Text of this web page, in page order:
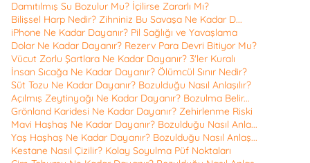
Damıtılmış Su Bozulur Mu? İçilirse Zararlı Mı?
Bilişsel Harp Nedir? Zihniniz Bu Savaşa Ne Kadar D...
iPhone Ne Kadar Dayanır? Pil Sağlığı ve Yavaşlama
Dolar Ne Kadar Dayanır? Rezerv Para Devri Bitiyor Mu?
Vücut Zorlu Şartlara Ne Kadar Dayanır? 3'ler Kuralı
İnsan Sıcağa Ne Kadar Dayanır? Ölümcül Sınır Nedir?
Süt Tozu Ne Kadar Dayanır? Bozulduğu Nasıl Anlaşılır?
Açılmış Zeytinyağı Ne Kadar Dayanır? Bozulma Belir...
Grönland Karidesi Ne Kadar Dayanır? Zehirlenme Riski
Mavi Haşhaş Ne Kadar Dayanır? Bozulduğu Nasıl Anla...
Yaş Haşhaş Ne Kadar Dayanır? Bozulduğu Nasıl Anlaş...
Kestane Nasıl Çizilir? Kolay Soyulma Püf Noktaları